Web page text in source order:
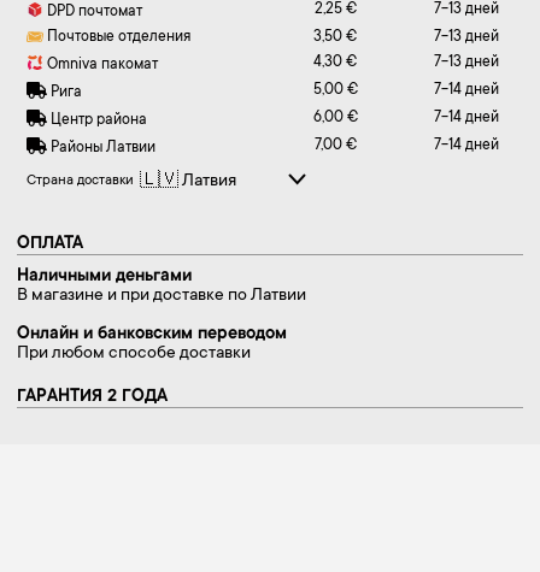
DPD почтомат
2,25 €
7-13 дней
Почтовые отделения
3,50 €
7-13 дней
Omniva пакомат
4,30 €
7-13 дней
Рига
5,00 €
7-14 дней
Центр района
6,00 €
7-14 дней
Районы Латвии
7,00 € 7-14 дней
Страна доставки
ОПЛАТА
Наличными деньгами
В магазине и при доставке по Латвии
Онлайн и банковским переводом
При любом способе доставки
ГАРАНТИЯ 2 ГОДА